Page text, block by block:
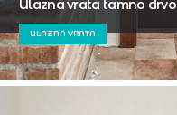
Ulazna vrata tamno drvo
ULAZNA VRATA